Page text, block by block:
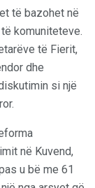
të bazohet në
komuniteteve.
të Fierit,
dhe
si një
në Kuvend,
u bë me 61